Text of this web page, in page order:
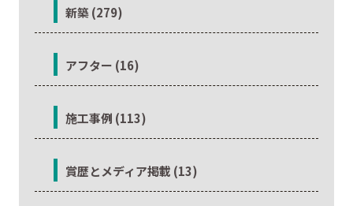
新築 (279)
アフター (16)
施工事例 (113)
賞歴とメディア掲載 (13)